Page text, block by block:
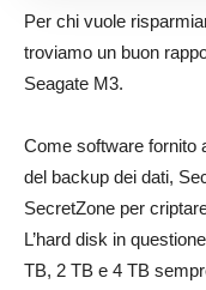
Per chi vuole
troviamo un buon
Seagate M3.
Come software fornito
del backup dei dati,
SecretZone per
L’hard disk in
TB, 2 TB e 4 TB